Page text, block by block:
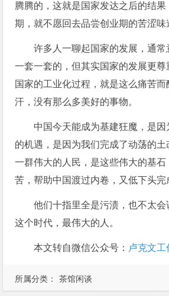
腾腾的，这就是国家发达之后的结果
期，就不愿回去品尝创业期的苦涩味
许多人一聊起国家的发展，通常
一套一套的，但其实国家的发展更
国家的工业化过程，就是这么痛苦而
汗，没有那么多美好的事物。
中国今天能成为基建狂魔，是因
的机遇，是因为我们完成了动荡的
一群伟大的人民，是这些伟大的基
苦，帮助中国渡过内卷，又低下头完
他们十指里全是污渍，也不太
这个时代，最伟大的人。
本文转自微信公众号： 卢克文工
所属分类： 茶馆闲谈